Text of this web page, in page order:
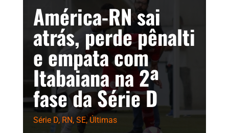
América-RN sai
atrás, perde pênalti
e empata com
Itabaiana na 2ª
fase da Série D
Série D, RN, SE,Últimas